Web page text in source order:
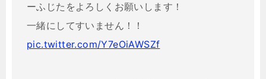
ーふじたをよろしくお願いします！
一緒にしてすいません！！
pic.twitter.com/Y7eOiAWSZf